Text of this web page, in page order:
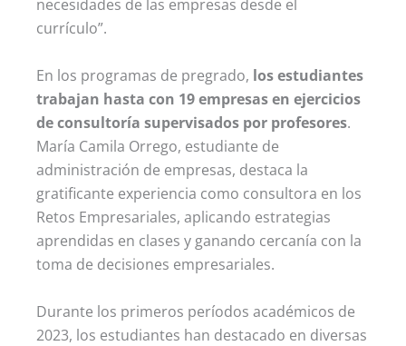
necesidades de las empresas desde el
currículo”.
En los programas de pregrado, los estudiantes
trabajan hasta con 19 empresas en ejercicios
de consultoría supervisados por profesores.
María Camila Orrego, estudiante de
administración de empresas, destaca la
gratificante experiencia como consultora en los
Retos Empresariales, aplicando estrategias
aprendidas en clases y ganando cercanía con la
toma de decisiones empresariales.
Durante los primeros períodos académicos de
2023, los estudiantes han destacado en diversas